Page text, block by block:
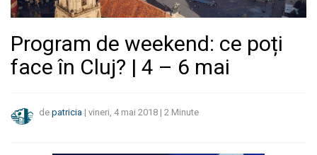
Program de weekend: ce poți
face în Cluj? | 4 – 6 mai
de patricia | vineri, 4 mai 2018 | 2 Minute